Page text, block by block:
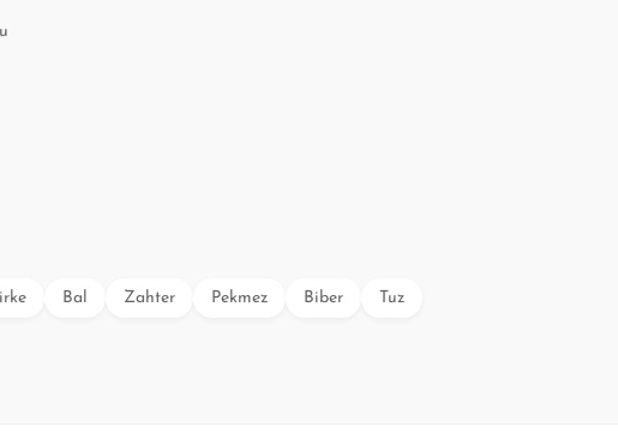
Bal Zahter Pekmez Biber Tuz